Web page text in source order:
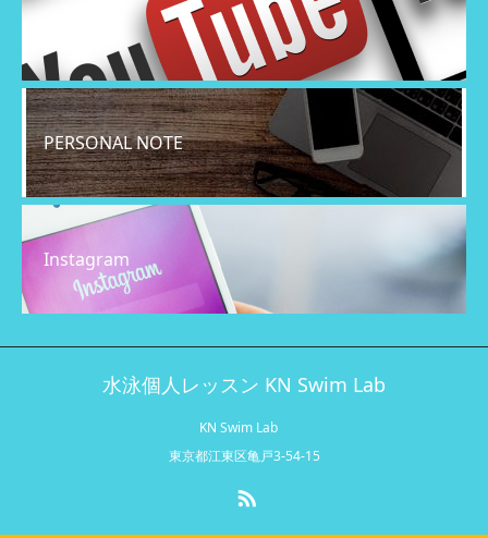
PERSONAL NOTE
Instagram
水泳個人レッスン KN Swim Lab
KN Swim Lab
東京都江東区亀戸3-54-15